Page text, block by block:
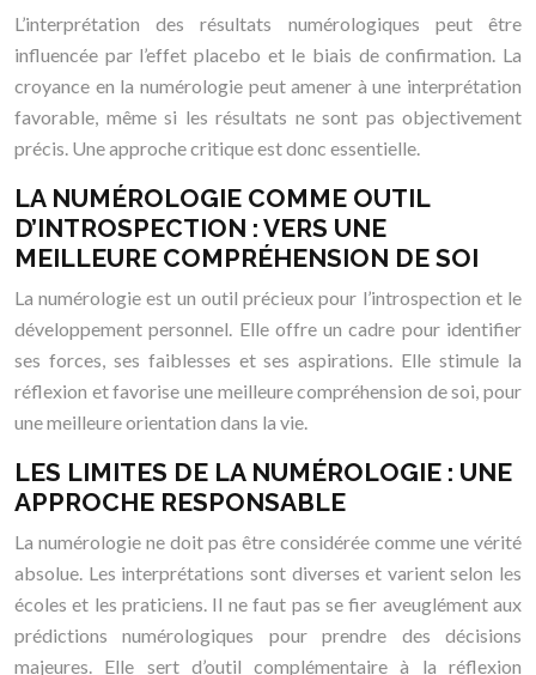
L’interprétation des résultats numérologiques peut être
influencée par l’effet placebo et le biais de confirmation. La
croyance en la numérologie peut amener à une interprétation
favorable, même si les résultats ne sont pas objectivement
précis. Une approche critique est donc essentielle.
LA NUMÉROLOGIE COMME OUTIL
D’INTROSPECTION : VERS UNE
MEILLEURE COMPRÉHENSION DE SOI
La numérologie est un outil précieux pour l’introspection et le
développement personnel. Elle offre un cadre pour identifier
ses forces, ses faiblesses et ses aspirations. Elle stimule la
réflexion et favorise une meilleure compréhension de soi, pour
une meilleure orientation dans la vie.
LES LIMITES DE LA NUMÉROLOGIE : UNE
APPROCHE RESPONSABLE
La numérologie ne doit pas être considérée comme une vérité
absolue. Les interprétations sont diverses et varient selon les
écoles et les praticiens. Il ne faut pas se fier aveuglément aux
prédictions numérologiques pour prendre des décisions
majeures. Elle sert d’outil complémentaire à la réflexion